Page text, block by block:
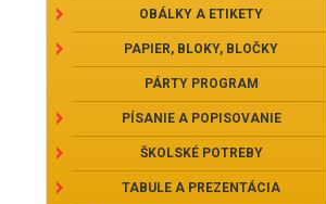
OBÁLKY A ETIKETY
PAPIER, BLOKY, BLOČKY
PÁRTY PROGRAM
PÍSANIE A POPISOVANIE
ŠKOLSKÉ POTREBY
TABULE A PREZENTÁCIA